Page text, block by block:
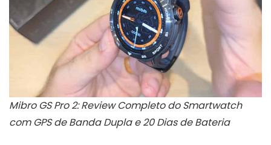
Mibro GS Pro 2: Review Completo do Smartwatch
com GPS de Banda Dupla e 20 Dias de Bateria